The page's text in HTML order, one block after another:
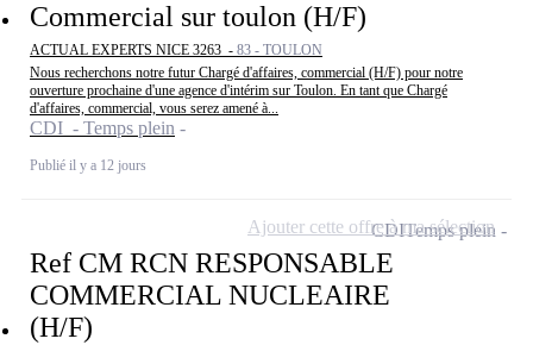
Commercial sur toulon (H/F)
ACTUAL EXPERTS NICE 3263 - 83 - TOULON
Nous recherchons notre futur Chargé d'affaires, commercial (H/F) pour notre
ouverture prochaine d'une agence d'intérim sur Toulon. En tant que Chargé
d'affaires, commercial, vous serez amené à...
CDI - Temps plein
Publié il y a 12 jours
Ref CM RCN RESPONSABLE
COMMERCIAL NUCLEAIRE
(H/F)
CDITemps plein
Ajouter cette offre à ma sélection